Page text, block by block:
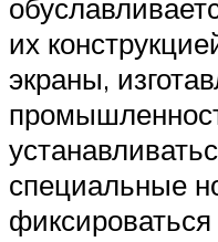
их
экраны,
специальные